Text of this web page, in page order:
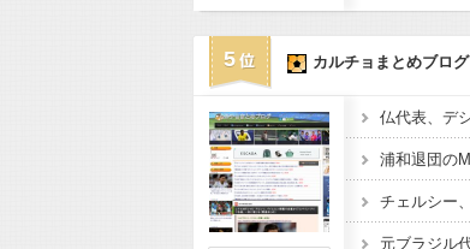
5 カルチョまとめブログ